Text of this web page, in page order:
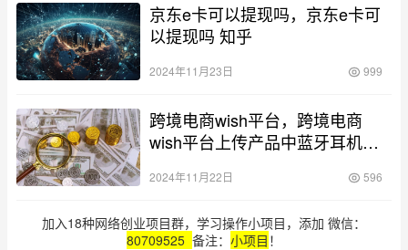
京东e卡可以提现吗，京东e卡可
以提现吗 知乎
2024年11月23日 999
跨境电商wish平台，跨境电商
wish平台上传产品中蓝牙耳机的
2024年11月22日 596
加入18种网络创业项目群，学习操作小项目，添加 微信：
80709525 备注： 小项目 ！